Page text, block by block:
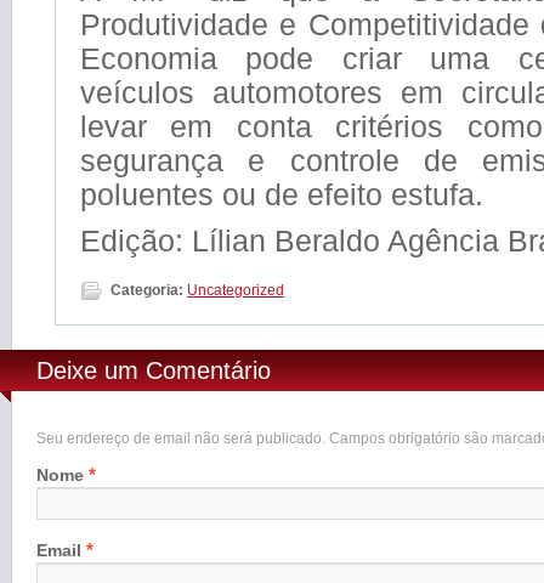
Produtividade e
Economia pode criar uma
veículos automotores em
levar em conta critérios
segurança e controle de
poluentes ou de efeito estufa.
Edição: Lílian Beraldo Agência
Categoria: Uncategorized
Deixe um Comentário
Seu endereço de email não será publicado. Campos obrigatório são
Nome *
Email *